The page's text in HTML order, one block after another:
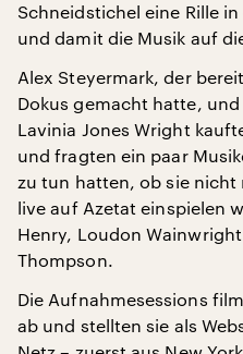
Schneidstichel eine Rille
und damit die Musik auf
Alex Steyermark, der
Dokus gemacht hatte,
Lavinia Jones Wright
und fragten ein paar
zu tun hatten, ob sie nicht
live auf Azetat einspielen
Henry, Loudon
Thompson.
Die Aufnahmesessions
ab und stellten sie als